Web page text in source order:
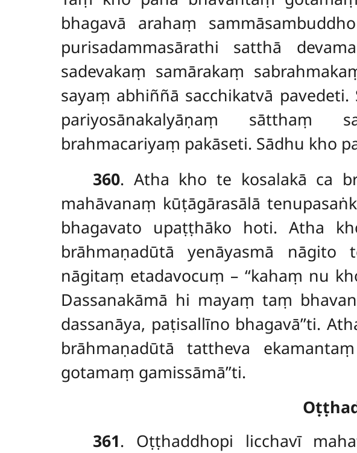
bhagavā arahaṃ
purisadammasārathi satthā
sadevakaṃ samārakaṃ
sayaṃ abhiññā sacchikatvā
pariyosānakalyāṇaṃ sātthaṃ
brahmacariyaṃ pakāseti. Sādhu kho
360. Atha kho te kosalakā ca
mahāvanaṃ kūṭāgārasālā
bhagavato upaṭṭhāko hoti. Atha
brāhmaṇadūtā yenāyasmā nāgito
nāgitaṃ etadavocuṃ – ‘‘kahaṃ nu
Dassanakāmā hi mayaṃ taṃ
dassanāya, paṭisallīno bhagavā’’ti.
brāhmaṇadūtā tattheva ekamantaṃ
gotamaṃ gamissāmā’’ti.
361. Oṭṭhaddhopi licchavī